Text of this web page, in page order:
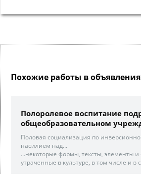
Похожие работы в
Полоролевое воспитание
общеобразовательном
Половая социализация по
насилием над...
...некоторые формы, тексты, элементы
утраченные в культуре, в том числе и